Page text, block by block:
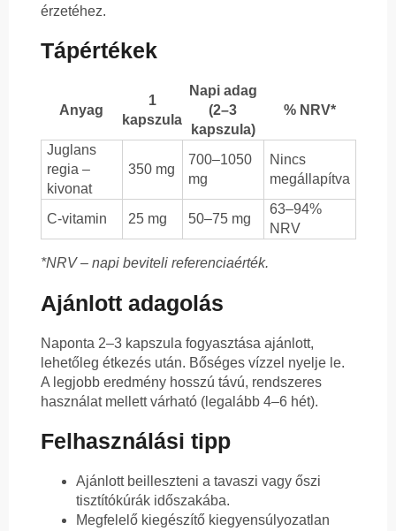
érzetéhez.
Tápértékek
Anyag
1
kapszula
Napi adag
(2–3
kapszula)
% NRV*
Juglans
regia –
kivonat
350 mg
700–1050
mg
Nincs
megállapítva
C-vitamin 25 mg 50–75 mg
63–94%
NRV
*NRV – napi beviteli referenciaérték.
Ajánlott adagolás
Naponta 2–3 kapszula fogyasztása ajánlott,
lehetőleg étkezés után. Bőséges vízzel nyelje le.
A legjobb eredmény hosszú távú, rendszeres
használat mellett várható (legalább 4–6 hét).
Felhasználási tipp
Ajánlott beilleszteni a tavaszi vagy őszi
tisztítókúrák időszakába.
Megfelelő kiegészítő kiegyensúlyozatlan